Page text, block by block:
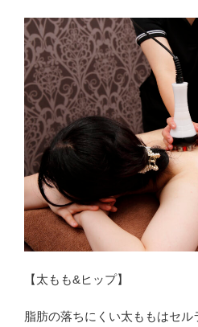
【太もも&ヒップ】
脂肪の落ちにくい太ももはセ